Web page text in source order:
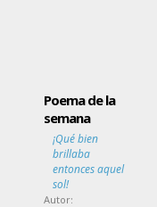
Poema de la
semana
¡Qué bien
brillaba
entonces aquel
sol!
Autor: